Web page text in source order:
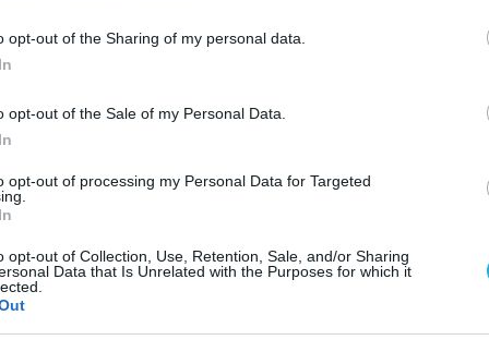
opt-out of the Sharing of my personal data.
opt-out of the Sale of my Personal Data.
opt-out of processing my Personal Data for Targeted
opt-out of Collection, Use, Retention, Sale, and/or Sharing
Data that Is Unrelated with the Purposes for which it
αυτές να ευδοκιμήσουν το
Υπ.Εξ. είχαν μια εκτενή ανταλλαγή
κατάσταση στην ευρύτερη Μέση Ανατολή,
της Ελλάδας στη Σαουδική Αραβία
Κόλπου και σημείωσε ότι η χώρα μας
όσο και σε πολυμερές επίπεδο, στο
Ένωσης, των Οργανισμών Ηνωμένων